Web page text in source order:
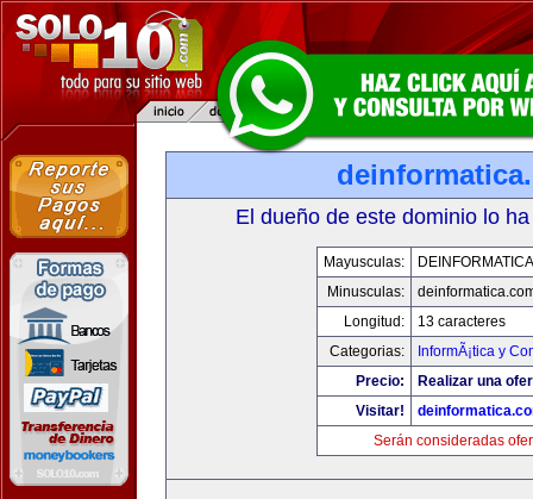
El dueño de este dominio lo
Mayusculas:
Minusculas:
Longitud:
13 caracteres
Categorias:
InformÃ¡tica y
Precio:
Realizar una
Visitar!
Serán consideradas